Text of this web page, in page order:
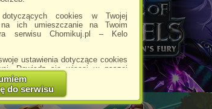
cookies w Twojej
ich umieszczanie na Twoim
serwisu Chomikuj.pl – Kelo
ustawienia dotyczące cookies
Dowiedz się więcej w naszej
PolitykaPrywatnosci.aspx
ustawień przeglądarki może
ze strony Chomikuj.pl.
do serwisu